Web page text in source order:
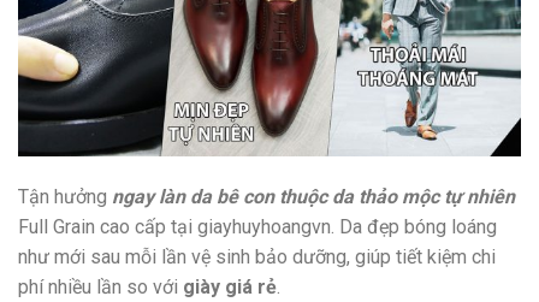
Tận hưởng ngay làn da bê con thuộc da thảo mộc tự nhiên
Full Grain cao cấp tại giayhuyhoangvn. Da đẹp bóng loáng
như mới sau mỗi lần vệ sinh bảo dưỡng, giúp tiết kiệm chi
phí nhiều lần so với giày giá rẻ